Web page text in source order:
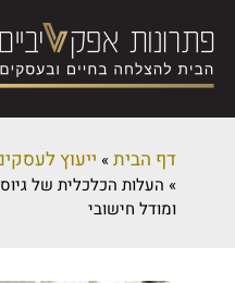
דף הבית» ייעוץ
» העלות הכלכלית של
ומודל חישובי